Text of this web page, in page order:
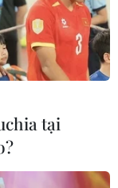
tại